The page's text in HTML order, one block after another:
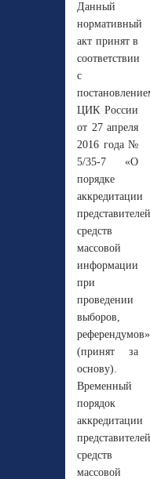
Данный
нормативный
акт принят в
соответствии
с
ЦИК России
от 27 апреля
2016 года №
5/35-7 «О
порядке
аккредитации
представителей
средств
массовой
информации
при
проведении
выборов,
референдумов»
(принят за
основу).
Временный
порядок
аккредитации
представителей
средств
массовой